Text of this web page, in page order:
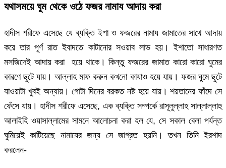
যথাসময়ে ঘুম থেকে ওঠে ফজর নামায আদায় করা
হাদীস শরীফে এসেছে যে ব্যক্তি ইশা ও ফজরের নামায জামাতের সাথে আদায়
করে তার পূর্ণ রাত ইবাদতে কাটানোর সওয়াব লাভ হয়। ইশাতো সাধারণত
মসজিদেই আদায় করা হয়ে থাকে। কিন্তু ফজরের জামাত কারো কারো ঘুমের
কারণে ছুটে যায়। আল্লাহ মাফ করুন কখনো কাযাও হয়ে যায়। ফজর ঘুমে ছুটে
যাওয়াটা খুবই অন্যায়। গোটা দিনের বরকত নষ্ট হয়ে যায়। শয়তানের ফাঁদে সে
ফেঁসে যায়। হাদীস শরীফে এসেছে, এক ব্যক্তি সম্পর্কে রাসূলুল্লাহ সাল্লাল্লাহু
আলাইহি ওয়াসাল্লামের সামনে আলোচনা করা হল যে, সে সকাল বেলা পর্যন্ত
ঘুমিয়েই কাটিয়েছে নামাযের জন্য সে জাগ্রত হয়নি। তখন তিনি ইরশাদ
করলেন-